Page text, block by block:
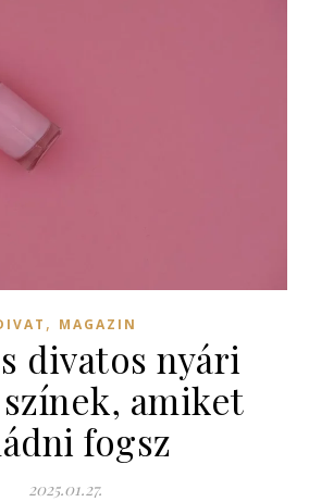
, MAGAZIN
divatos nyári
amiket
fogsz
2025.01.27.